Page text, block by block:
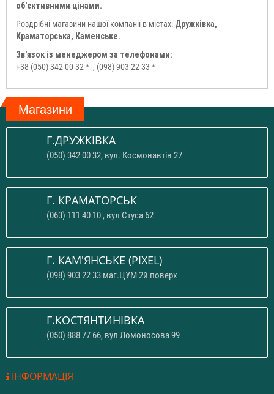
об'єктивними цінами.
Роздрібні магазини нашої компанії в містах: Дружківка,
Краматорська, Каменське.
Зв'язок із менеджером за телефонами:
+38 (050) 342-00-32 * , (098) 903-22-33 *
Магазини
Г.ДРУЖКІВКА
(050) 342 00 32, вул. Космонавтів 27
Г. КРАМАТОРСЬК
(063) 111 40 10 , вул Стуса 62
Г. КАМ'ЯНСЬКЕ (PIXEL)
(098) 903 22 33 маг.ЦУМ 2й поверх
Г.КОСТЯНТИНІВКА
(050) 888 77 66, вул Ломоносова 99
ІНФОРМАЦІЯ